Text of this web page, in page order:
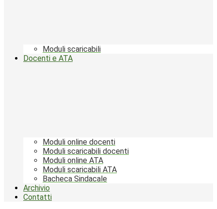
Moduli scaricabili
Docenti e ATA
Moduli online docenti
Moduli scaricabili docenti
Moduli online ATA
Moduli scaricabili ATA
Bacheca Sindacale
Archivio
Contatti